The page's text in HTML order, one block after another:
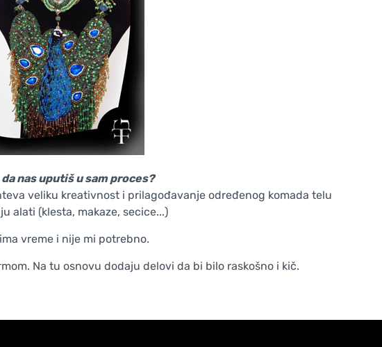
nas uputiš u sam proces?
veliku kreativnost i prilagođavanje određenog komada telu
alati (klesta, makaze, secice...)
vreme i nije mi potrebno.
Na tu osnovu dodaju delovi da bi bilo raskošno i kič.